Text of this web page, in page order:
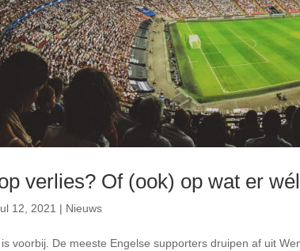
verlies? Of (ook) op wat er
12, 2021 | Nieuws
voorbij. De meeste Engelse supporters druipen af uit